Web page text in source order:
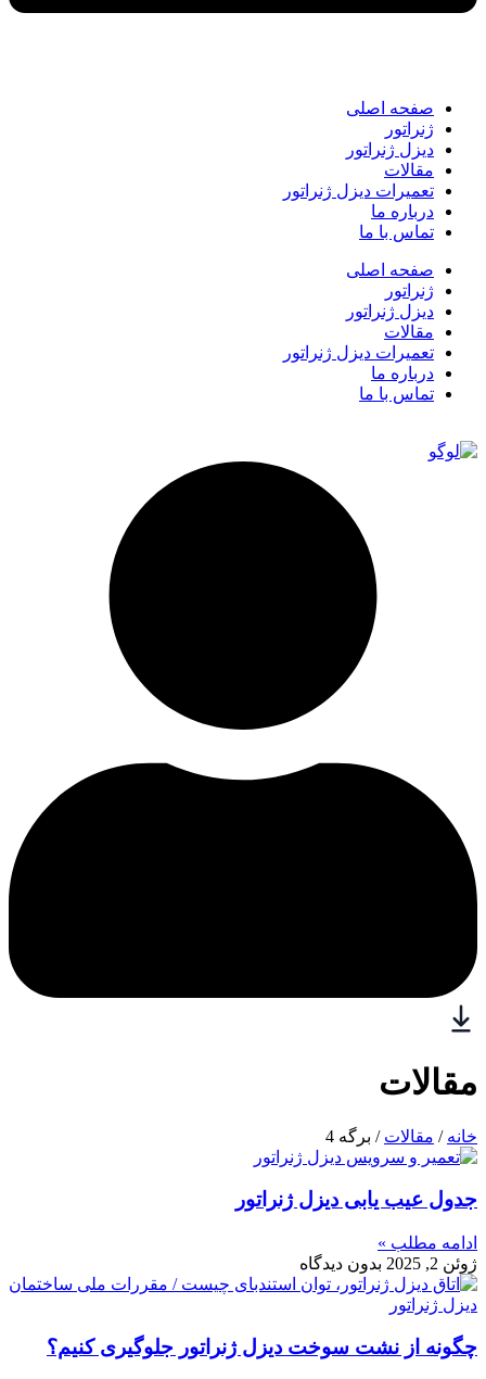
صفحه اصلی
ژنراتور
دیزل ژنراتور
مقالات
تعمیرات دیزل ژنراتور
درباره ما
تماس با ما
صفحه اصلی
ژنراتور
دیزل ژنراتور
مقالات
تعمیرات دیزل ژنراتور
درباره ما
تماس با ما
مقالات
خانه / مقالات / برگه 4
جدول عیب‌ یابی دیزل ژنراتور
ادامه مطلب »
ژوئن 2, 2025
بدون دیدگاه
چگونه از نشت سوخت دیزل ژنراتور جلوگیری کنیم؟